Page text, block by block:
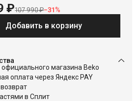
₽107 990 ₽−31%
Добавить в корзину
официального магазина Beko
оплата через Яндекс PAY
в Сплит